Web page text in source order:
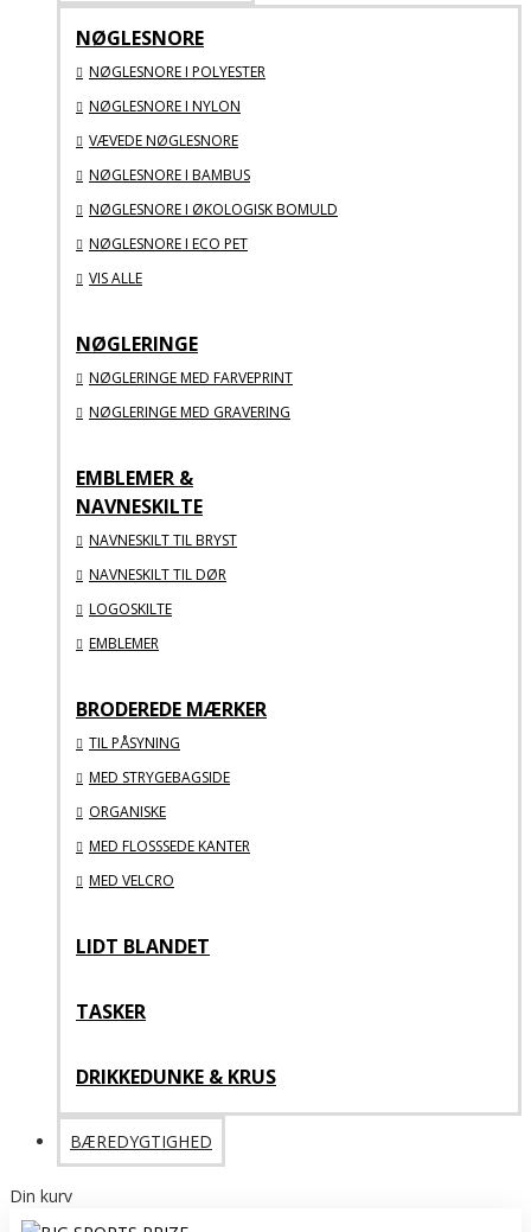
NØGLESNORE
NØGLESNORE I POLYESTER
NØGLESNORE I NYLON
VÆVEDE NØGLESNORE
NØGLESNORE I BAMBUS
NØGLESNORE I ØKOLOGISK BOMULD
NØGLESNORE I ECO PET
VIS ALLE
NØGLERINGE
NØGLERINGE MED FARVEPRINT
NØGLERINGE MED GRAVERING
EMBLEMER &
NAVNESKILTE
NAVNESKILT TIL BRYST
NAVNESKILT TIL DØR
LOGOSKILTE
EMBLEMER
BRODEREDE MÆRKER
TIL PÅSYNING
MED STRYGEBAGSIDE
ORGANISKE
MED FLOSSSEDE KANTER
MED VELCRO
LIDT BLANDET
TASKER
DRIKKEDUNKE & KRUS
BÆREDYGTIGHED
Din kurv